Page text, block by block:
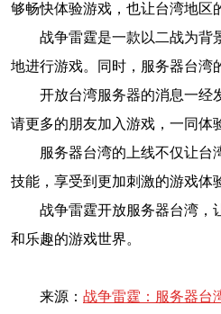
够畅快体验游戏，也让台湾地区
战争雷霆是一款以二战为背
地进行游戏。同时，服务器台湾
开放台湾服务器的消息一经
请更多的朋友加入游戏，一同体
服务器台湾的上线不仅让台
技能，享受到更加刺激的游戏体
战争雷霆开放服务器台湾，
和乐趣的游戏世界。
来源： 战争雷霆：服务器台